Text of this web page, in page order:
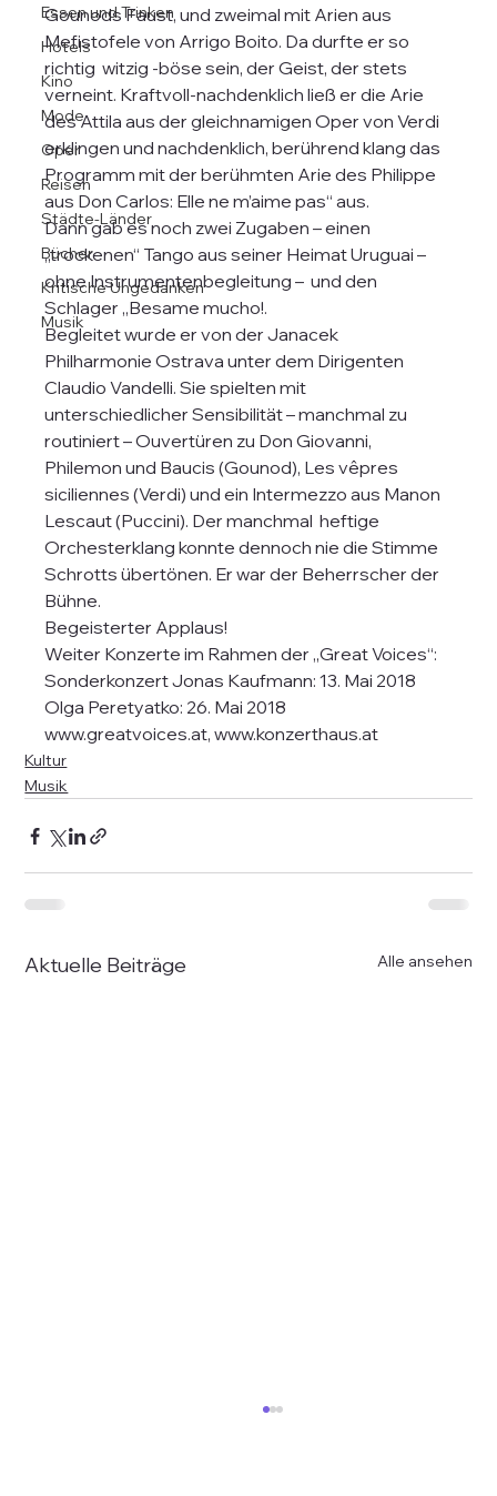
Essen und Trinken
Hotels
Kino
Mode
Oper
Reisen
Städte-Länder
Bücher
Kritische Ungedanken
Musik
Gounods Faust, und zweimal mit Arien aus
Mefistofele von Arrigo Boito. Da durfte er so
richtig  witzig -böse sein, der Geist, der stets
verneint. Kraftvoll-nachdenklich ließ er die Arie
des Attila aus der gleichnamigen Oper von Verdi
erklingen und nachdenklich, berührend klang das
Programm mit der berühmten Arie des Philippe
aus Don Carlos: Elle ne m’aime pas“ aus.
Dann gab es noch zwei Zugaben – einen
„trockenen“ Tango aus seiner Heimat Uruguai –
ohne Instrumentenbegleitung –  und den
Schlager „Besame mucho!.
Begleitet wurde er von der Janacek
Philharmonie Ostrava unter dem Dirigenten
Claudio Vandelli. Sie spielten mit
unterschiedlicher Sensibilität – manchmal zu
routiniert – Ouvertüren zu Don Giovanni,
Philemon und Baucis (Gounod), Les vêpres
siciliennes (Verdi) und ein Intermezzo aus Manon
Lescaut (Puccini). Der manchmal  heftige
Orchesterklang konnte dennoch nie die Stimme
Schrotts übertönen. Er war der Beherrscher der
Bühne.
Begeisterter Applaus!
Weiter Konzerte im Rahmen der „Great Voices“:
Sonderkonzert Jonas Kaufmann: 13. Mai 2018
Olga Peretyatko: 26. Mai 2018
www.greatvoices.at, www.konzerthaus.at
Kultur
Musik
Aktuelle Beiträge Alle ansehen